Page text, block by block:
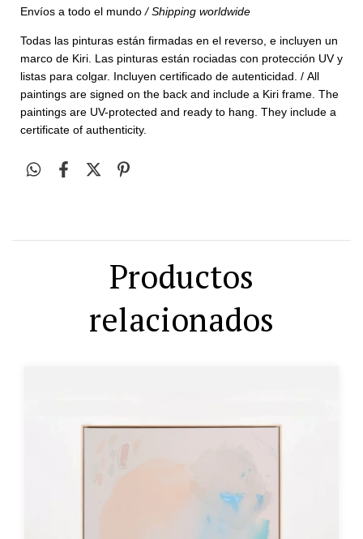
Envíos a todo el mundo/Shipping worldwide
Todas las pinturas están firmadas en el reverso, e incluyen un
marco de Kiri. Las pinturas están rociadas con protección UV y
listas para colgar. Incluyen certificado de autenticidad. / All
paintings are signed on the back and include a Kiri frame. The
paintings are UV-protected and ready to hang. They include a
certificate of authenticity.
Productos
relacionados